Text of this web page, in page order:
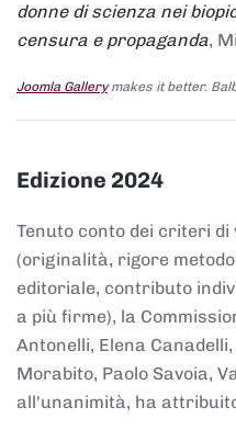
donne di scienza nei
censura e propaganda,
Joomla Gallerymakes it better.
Edizione 2024
Tenuto conto dei criteri
(originalità, rigore
editoriale, contributo
a più firme), la
Antonelli, Elena
Morabito, Paolo Savoia,
all'unanimità, ha